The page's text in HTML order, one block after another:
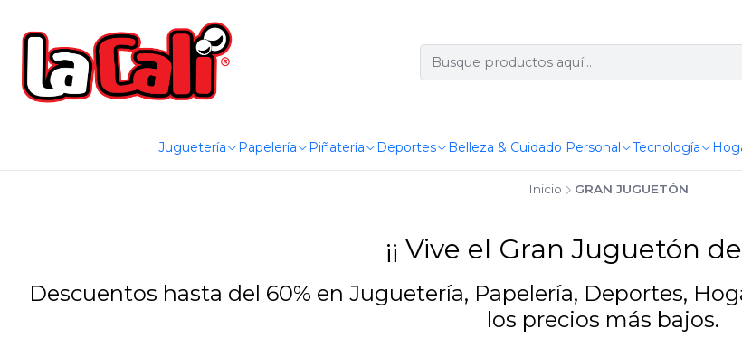
Juguetería Papelería Piñatería Deportes Belleza & Cuidado Personal Tecnología
Inicio GRAN JUGUETÓN
¡¡ Vive el Gran Juguetón
Descuentos hasta del 60% en Juguetería, Papelería, Deportes,
los precios más bajos.